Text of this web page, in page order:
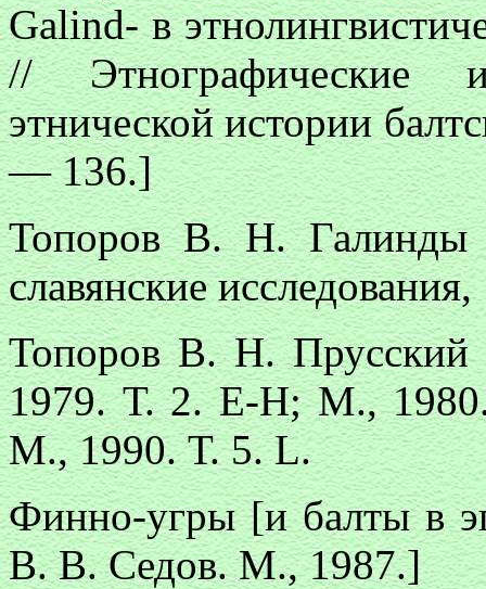
Galind- в
// Этнографические
этнической истории
— 136.]
Топоров В. Н. Галинды
славянские
Топоров В. Н.
1979. Т. 2. Е-Н; М.,
М., 1990. Т. 5. L.
Финно-угры [и балты в
В. В. Седов. М., 1987.]